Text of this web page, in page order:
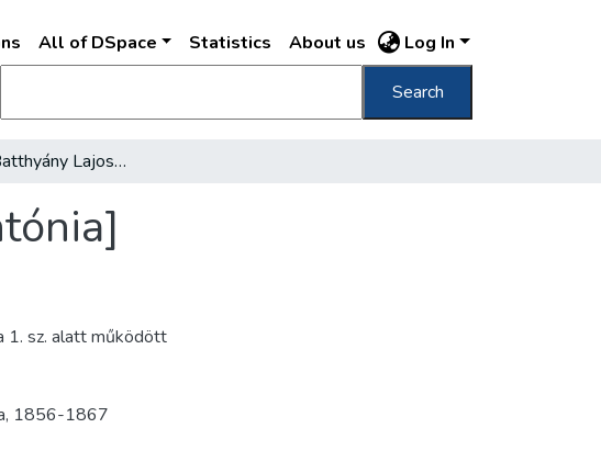
All of DSpace Statistics About us Log In
Search
[Özv. gróf Batthyány Lajosné Zichy Antónia]
1. sz. alatt működött
, 1856-1867